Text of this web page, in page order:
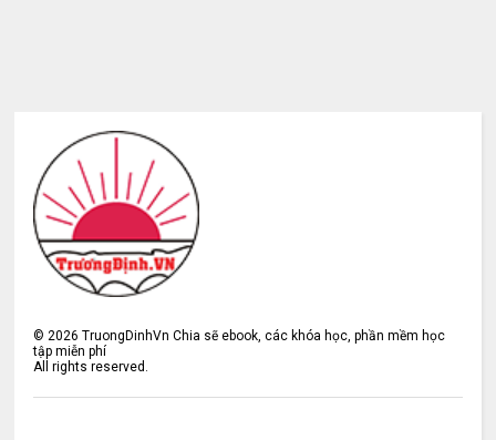
©2026 TruongDinhVn Chia sẽ ebook, các khóa học, phần mềm học
tập miễn phí
All rights reserved.